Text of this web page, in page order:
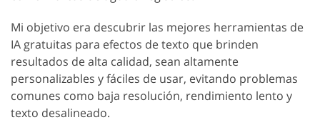
Mi objetivo era descubrir las mejores herramientas de
IA gratuitas para efectos de texto que brinden
resultados de alta calidad, sean altamente
personalizables y fáciles de usar, evitando problemas
comunes como baja resolución, rendimiento lento y
texto desalineado.